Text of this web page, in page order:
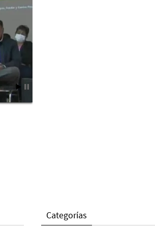
Categorías